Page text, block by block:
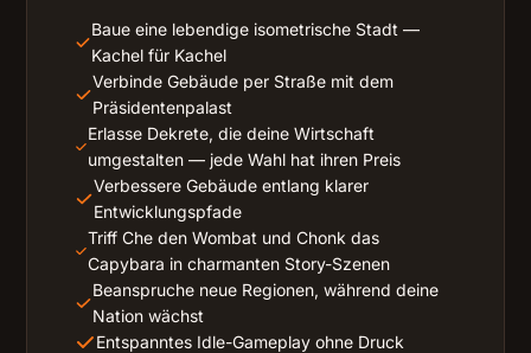
Baue eine lebendige isometrische Stadt —
Kachel für Kachel
Verbinde Gebäude per Straße mit dem
Präsidentenpalast
Erlasse Dekrete, die deine Wirtschaft
umgestalten — jede Wahl hat ihren Preis
Verbessere Gebäude entlang klarer
Entwicklungspfade
Triff Che den Wombat und Chonk das
Capybara in charmanten Story-Szenen
Beanspruche neue Regionen, während deine
Nation wächst
Entspanntes Idle-Gameplay ohne Druck